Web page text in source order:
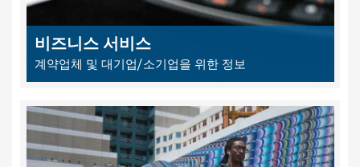
비즈니스 서비스
계약업체 및 대기업/소기업을 위한 정보